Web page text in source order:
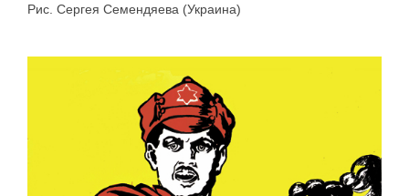
Рис. Сергея Семендяева (Украина)